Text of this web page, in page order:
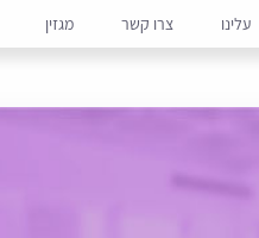
עלינו צרו קשר מגזין